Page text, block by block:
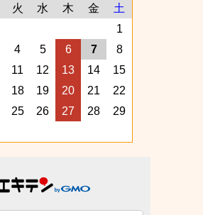
火 水 木 金
土
1
4 5 6 7
8
11 12 13 14
15
18 19 20 21
22
25 26 27 28
29